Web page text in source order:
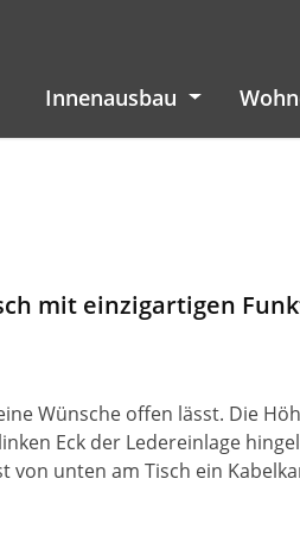
Innenausbau
mit einzigartigen
Wünsche offen lässt. Die
Eck der Ledereinlage
von unten am Tisch ein